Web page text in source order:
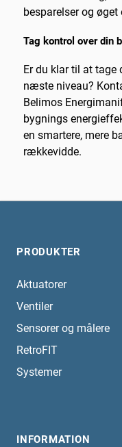
besparelser og
Tag kontrol over din
Er du klar til at
næste niveau?
Belimos
bygnings
en smartere, mere
rækkevidde.
PRODUKTER
Aktuatorer
Ventiler
Sensorer og målere
RetroFIT
Systemer
INFORMATION